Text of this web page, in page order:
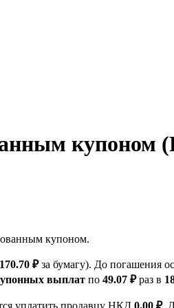
купоном
купоном.
₽за бумагу). До погашения
выплат по 49.07 ₽раз в
уплатить продавцу НКД 0.00 ₽.